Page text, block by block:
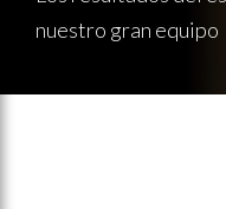
nuestro gran equipo